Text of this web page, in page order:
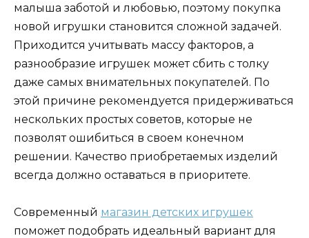
малыша заботой и любовью, поэтому покупка
новой игрушки становится сложной задачей.
Приходится учитывать массу факторов, а
разнообразие игрушек может сбить с толку
даже самых внимательных покупателей. По
этой причине рекомендуется придерживаться
нескольких простых советов, которые не
позволят ошибиться в своем конечном
решении. Качество приобретаемых изделий
всегда должно оставаться в приоритете.
Современный магазин детских игрушек
поможет подобрать идеальный вариант для